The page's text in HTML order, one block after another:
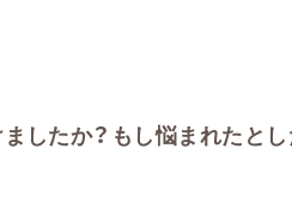
したか？もし悩まれたと